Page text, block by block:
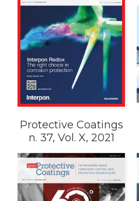
Protective Coatings
n. 37, Vol. X, 2021